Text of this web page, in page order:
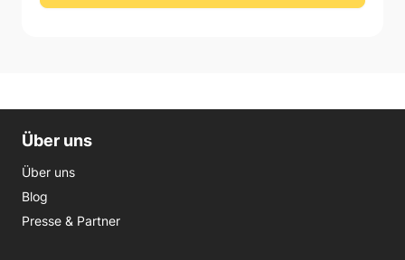
Über uns
Über uns
Blog
Presse & Partner